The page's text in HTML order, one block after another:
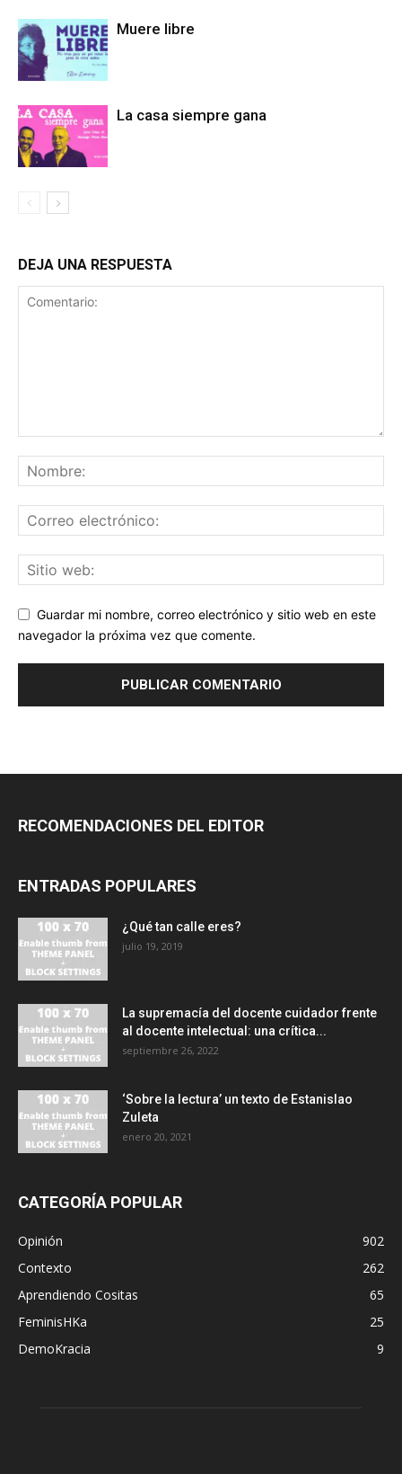
Muere libre
La casa siempre gana
DEJA UNA RESPUESTA
Guardar mi nombre, correo electrónico y sitio web en este
navegador la próxima vez que comente.
RECOMENDACIONES DEL EDITOR
ENTRADAS POPULARES
¿Qué tan calle eres?
julio 19, 2019
La supremacía del docente cuidador frente
al docente intelectual: una crítica...
septiembre 26, 2022
‘Sobre la lectura’ un texto de Estanislao
Zuleta
enero 20, 2021
CATEGORÍA POPULAR
Opinión
902
Contexto
262
Aprendiendo Cositas
65
FeminisHKa
25
DemoKracia
9